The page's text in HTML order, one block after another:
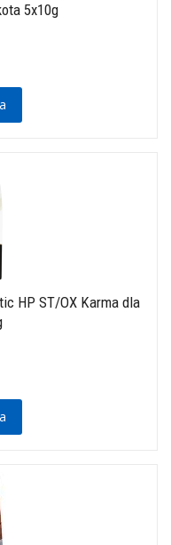
5x10g
HP ST/OX Karma dla